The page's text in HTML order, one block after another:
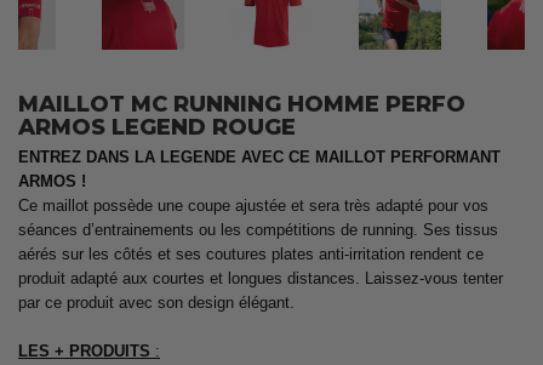
MAILLOT MC RUNNING HOMME PERFO
ARMOS LEGEND ROUGE
ENTREZ DANS LA LEGENDE AVEC CE MAILLOT PERFORMANT
ARMOS !
Ce maillot possède une coupe ajustée et sera très adapté pour vos
séances d’entrainements ou les compétitions de running. Ses tissus
aérés sur les côtés et ses coutures plates anti-irritation rendent ce
produit adapté aux courtes et longues distances. Laissez-vous tenter
par ce produit avec son design élégant.
LES + PRODUITS :